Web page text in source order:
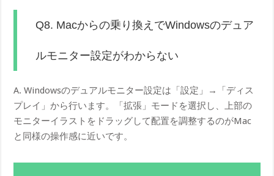
Q8. Macからの乗り換えでWindowsのデュア
ルモニター設定がわからない
A. Windowsのデュアルモニター設定は「設定」→「ディス
プレイ」から行います。「拡張」モードを選択し、上部の
モニターイラストをドラッグして配置を調整するのがMac
と同様の操作感に近いです。